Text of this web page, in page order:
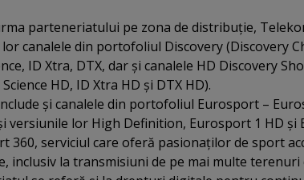
parteneriatului pe zona de distribuţie,
canalele din portofoliul Discovery (Discovery
ID Xtra, DTX, dar şi canalele HD Discovery
HD, ID Xtra HD şi DTX HD).
şi canalele din portofoliul Eurosport –
versiunile lor High Definition, Eurosport 1 HD şi
360, serviciul care oferă pasionaţilor de sport
inclusiv la transmisiuni de pe mai multe terenuri